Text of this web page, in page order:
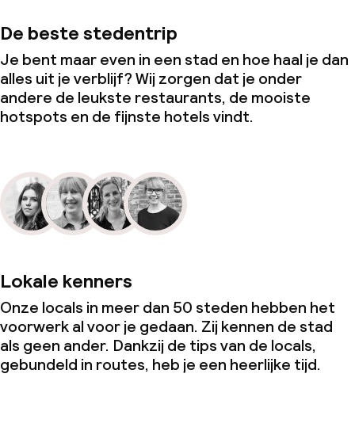
De beste stedentrip
Je bent maar even in een stad en hoe haal je dan
alles uit je verblijf? Wij zorgen dat je onder
andere de leukste restaurants, de mooiste
hotspots en de fijnste hotels vindt.
Lokale kenners
Onze locals in meer dan 50 steden hebben het
voorwerk al voor je gedaan. Zij kennen de stad
als geen ander. Dankzij de tips van de locals,
gebundeld in routes, heb je een heerlijke tijd.